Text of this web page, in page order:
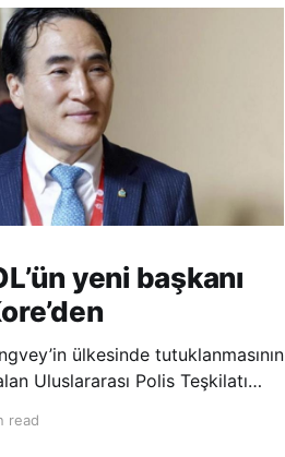
yeni başkanı
ülkesinde tutuklanmasının
Uluslararası Polis Teşkilatı
read